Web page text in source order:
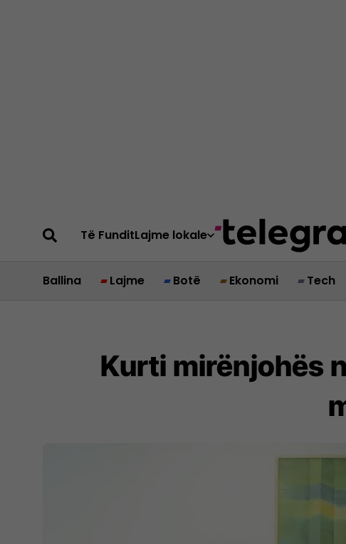
Të FunditLajme lokale
Ballina Lajme Botë Ekonomi Tech
Kurti mirënjohës